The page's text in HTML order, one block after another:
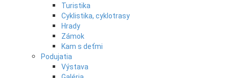
Turistika
Cyklistika, cyklotrasy
Hrady
Zámok
Kam s deťmi
Podujatia
Výstava